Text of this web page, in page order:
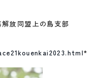
放同盟上の島支部
*